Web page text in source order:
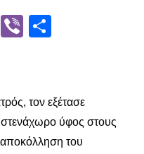
Pinterest
Viber
τον εξέτασε
στενάχωρο ύφος στους
αποκόλληση του